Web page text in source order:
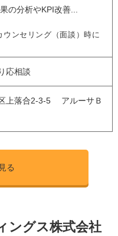
の分析やKPI改善...
ンセリング（面談）時に
応相談
上落合2-3-5 アルーサＢ
る
ングス株式会社